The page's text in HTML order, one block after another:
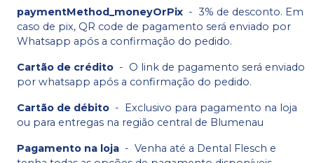
paymentMethod_moneyOrPix - 3% de desconto. Em
caso de pix, QR code de pagamento será enviado por
Whatsapp após a confirmação do pedido.
Cartão de crédito - O link de pagamento será enviado
por whatsapp após a confirmação do pedido.
Cartão de débito - Exclusivo para pagamento na loja
ou para entregas na região central de Blumenau
Pagamento na loja - Venha até a Dental Flesch e